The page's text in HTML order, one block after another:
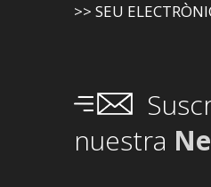
>> SEU
nuestra